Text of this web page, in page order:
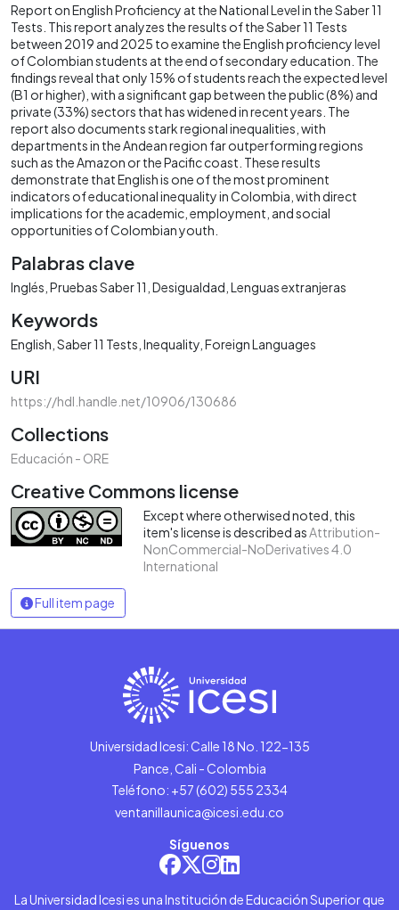
Report on English Proficiency at the National Level in the Saber 11
Tests. This report analyzes the results of the Saber 11 Tests
between 2019 and 2025 to examine the English proficiency level
of Colombian students at the end of secondary education. The
findings reveal that only 15% of students reach the expected level
(B1 or higher), with a significant gap between the public (8%) and
private (33%) sectors that has widened in recent years. The
report also documents stark regional inequalities, with
departments in the Andean region far outperforming regions
such as the Amazon or the Pacific coast. These results
demonstrate that English is one of the most prominent
indicators of educational inequality in Colombia, with direct
implications for the academic, employment, and social
opportunities of Colombian youth.
Palabras clave
Inglés Pruebas Saber 11 Desigualdad Lenguas extranjeras
Keywords
English Saber 11 Tests Inequality Foreign Languages
URI
https://hdl.handle.net/10906/130686
Collections
Educación - ORE
Creative Commons license
Except where otherwised noted, this
item's license is described asAttribution-
NonCommercial-NoDerivatives 4.0
International
Full item page
Universidad Icesi: Calle 18 No. 122-135
Pance, Cali - Colombia
Teléfono: +57 (602) 555 2334
ventanillaunica@icesi.edu.co
Síguenos
La Universidad Icesi es una Institución de Educación Superior que